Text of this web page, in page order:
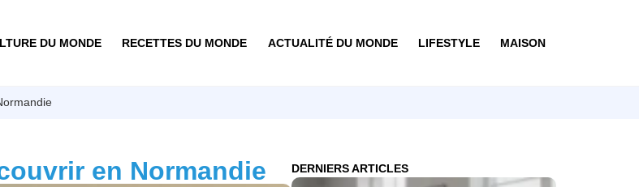
DU MONDE RECETTES DU MONDE ACTUALITÉ DU MONDE LIFESTYLE MAISON
en Normandie DERNIERS ARTICLES